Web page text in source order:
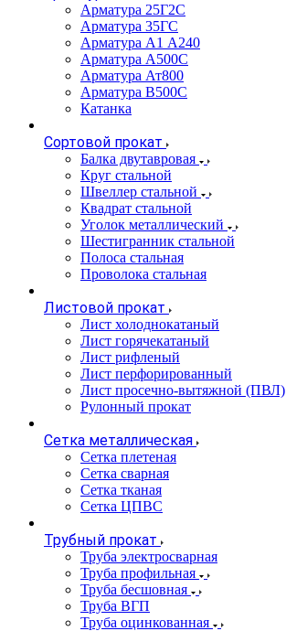
Арматура 25Г2С
Арматура 35ГС
Арматура А1 А240
Арматура А500С
Арматура Ат800
Арматура В500С
Катанка
Сортовой прокат
Балка двутавровая
Круг стальной
Швеллер стальной
Квадрат стальной
Уголок металлический
Шестигранник стальной
Полоса стальная
Проволока стальная
Листовой прокат
Лист холоднокатаный
Лист горячекатаный
Лист рифленый
Лист перфорированный
Лист просечно-вытяжной (ПВЛ)
Рулонный прокат
Сетка металлическая
Сетка плетеная
Сетка сварная
Сетка тканая
Сетка ЦПВС
Трубный прокат
Труба электросварная
Труба профильная
Труба бесшовная
Труба ВГП
Труба оцинкованная